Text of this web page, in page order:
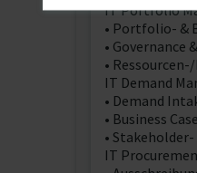
IT Portfolio
• Portfolio- &
• Governance
•
IT Demand
• Demand
• Business
•
IT